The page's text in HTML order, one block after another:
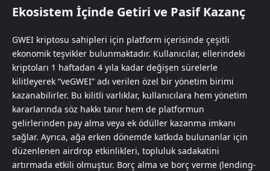
Ekosistem İçinde Getiri ve Pasif Kazanç
GWEI kriptosu sahipleri için platform içerisinde çeşitli
ekonomik teşvikler bulunmaktadır. Kullanıcılar, ellerindeki
kriptoları 1 haftadan 4 yıla kadar değişen sürelerle
kilitleyerek “veGWEI” adı verilen özel bir yönetim birimi
kazanabilirler. Bu kilitli varlıklar, kullanıcılara hem yönetim
kararlarında söz hakkı tanır hem de platformun
gelirlerinden pay alma veya ek ödüller kazanma imkanı
sağlar. Ayrıca, ağa erken dönemde katkıda bulunanlar için
düzenlenen airdrop etkinlikleri, topluluk sadakatini
artırmada etkili olmuştur. Borç alma ve borç verme (lending-